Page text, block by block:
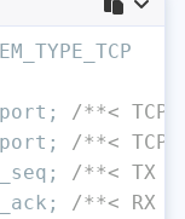
/**<
/**<
/**< TX
/**< RX